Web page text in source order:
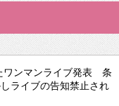
ワンマンライブ発表 条
ライブの告知禁止され